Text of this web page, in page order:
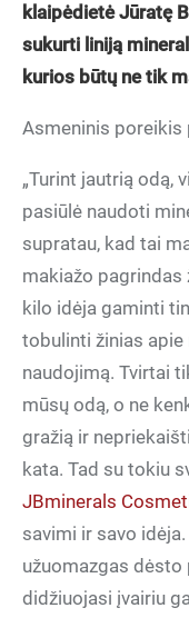
klaipėdietė Jūratę
sukurti liniją
kurios būtų ne tik
Asmeninis poreikis
„Turint jautrią odą,
pasiūlė naudoti
supratau, kad tai
makiažo
kilo idėja gaminti
tobulinti žinias
naudojimą. Tvirtai
mūsų odą, o ne
gražią ir
kata. Tad su tokiu
JBminerals
savimi ir savo
užuomazgas dėsto
didžiuojasi įvairiu